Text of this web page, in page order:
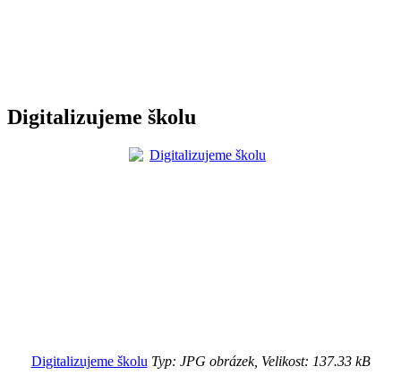
Digitalizujeme školu
Digitalizujeme školu Typ: JPG obrázek, Velikost: 137.33 kB